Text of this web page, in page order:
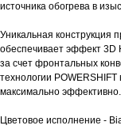
источника обогрева в
Уникальная конструкция
обеспечивает эффект 3D
за счет фронтальных
технологии
максимально эффективно.
Цветовое исполнение -